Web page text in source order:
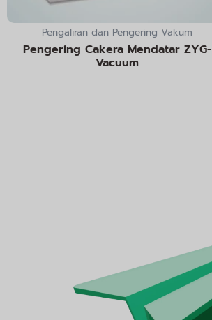
Pengaliran dan Pengering Vakum
Pengering Cakera Mendatar ZYG-
Vacuum